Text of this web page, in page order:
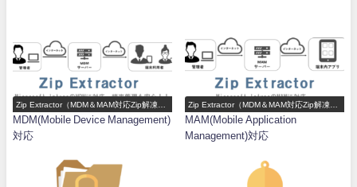
Zip Extractor（MDM＆MAM対応Zip解凍ア
プリ）機能一覧
MDM(Mobile Device Management)
対応
Zip Extractor（MDM＆MAM対応Zip解凍ア
プリ）機能一覧
MAM(Mobile Application
Management)対応